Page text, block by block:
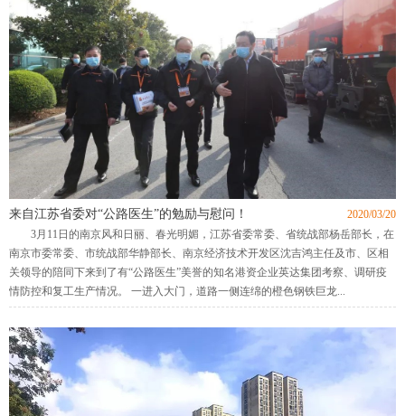
2020/03/20
来自江苏省委对“公路医生”的勉励与慰问！
3月11日的南京风和日丽、春光明媚，江苏省委常委、省统战部杨岳部长，在
南京市委常委、市统战部华静部长、南京经济技术开发区沈吉鸿主任及市、区相
关领导的陪同下来到了有“公路医生”美誉的知名港资企业英达集团考察、调研疫
情防控和复工生产情况。 一进入大门，道路一侧连绵的橙色钢铁巨龙...